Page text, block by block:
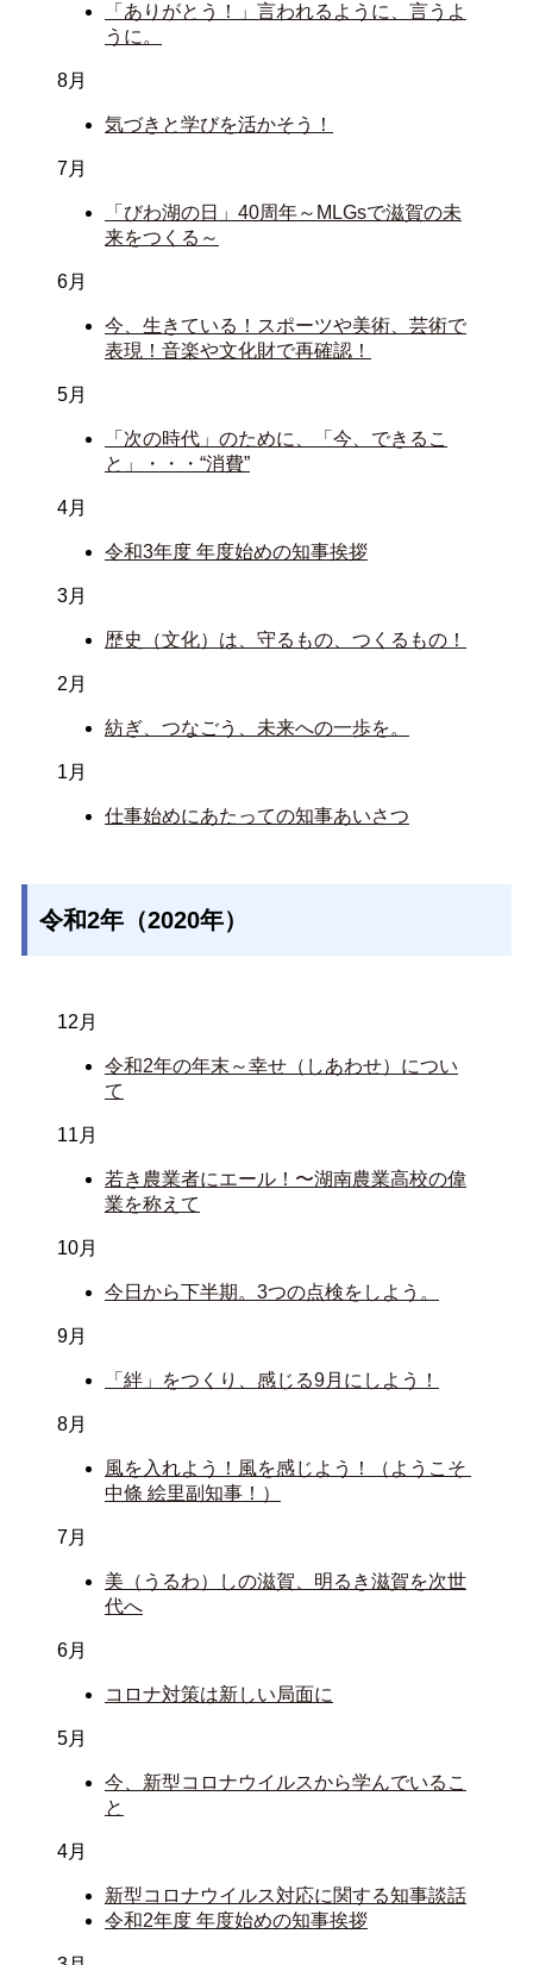
「ありがとう！」言われるように、言うよ
うに。
8月
気づきと学びを活かそう！
7月
「びわ湖の日」40周年～MLGsで滋賀の未
来をつくる～
6月
今、生きている！スポーツや美術、芸術で
表現！音楽や文化財で再確認！
5月
「次の時代」のために、「今、できるこ
と」・・・“消費”
4月
令和3年度 年度始めの知事挨拶
3月
歴史（文化）は、守るもの、つくるもの！
2月
紡ぎ、つなごう、未来への一歩を。
1月
仕事始めにあたっての知事あいさつ
令和2年（2020年）
12月
令和2年の年末～幸せ（しあわせ）につい
て
11月
若き農業者にエール！〜湖南農業高校の偉
業を称えて
10月
今日から下半期。3つの点検をしよう。
9月
「絆」をつくり、感じる9月にしよう！
8月
風を入れよう！風を感じよう！（ようこそ
中條 絵里副知事！）
7月
美（うるわ）しの滋賀、明るき滋賀を次世
代へ
6月
コロナ対策は新しい局面に
5月
今、新型コロナウイルスから学んでいるこ
と
4月
新型コロナウイルス対応に関する知事談話
令和2年度 年度始めの知事挨拶